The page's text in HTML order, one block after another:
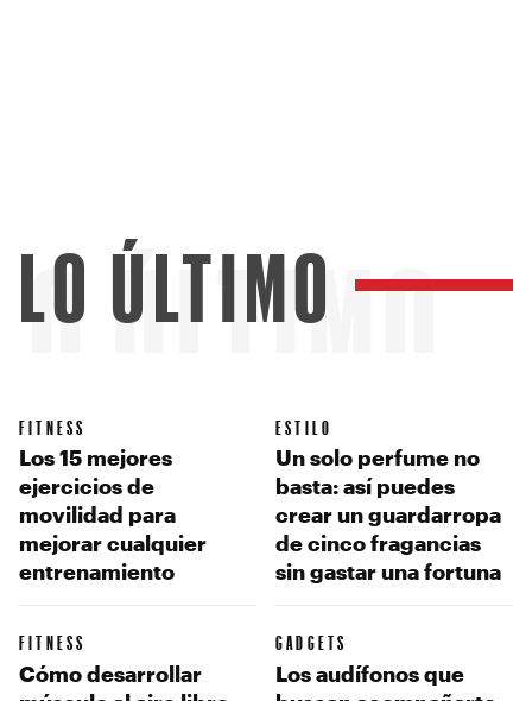
ÚLTIMO
LO ÚLTIMO
FITNESS
Los 15 mejores
ejercicios de
movilidad para
mejorar cualquier
entrenamiento
ESTILO
Un solo perfume no
basta: así puedes
crear un guardarropa
de cinco fragancias
sin gastar una fortuna
FITNESS
Cómo desarrollar
GADGETS
Los audífonos que